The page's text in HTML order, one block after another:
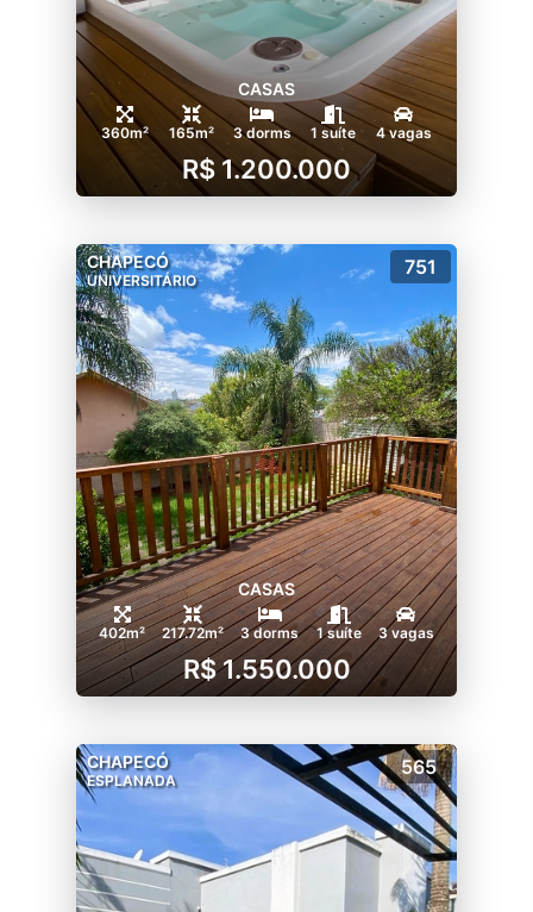
CASAS
360m² 165m² 3 dorms 1 suíte 4 vagas
R$ 1.200.000
CHAPECÓ
UNIVERSITÁRIO
751
CASAS
402m² 217.72m² 3 dorms 1 suíte 3 vagas
R$ 1.550.000
CHAPECÓ
ESPLANADA
565